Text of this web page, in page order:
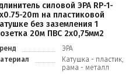
силовой ЭРА RP-1-
20m на пластиковой
без заземления 1
20м ПВС 2х0,75мм2
ЭРА
Катушка - пластик,
рама - металл